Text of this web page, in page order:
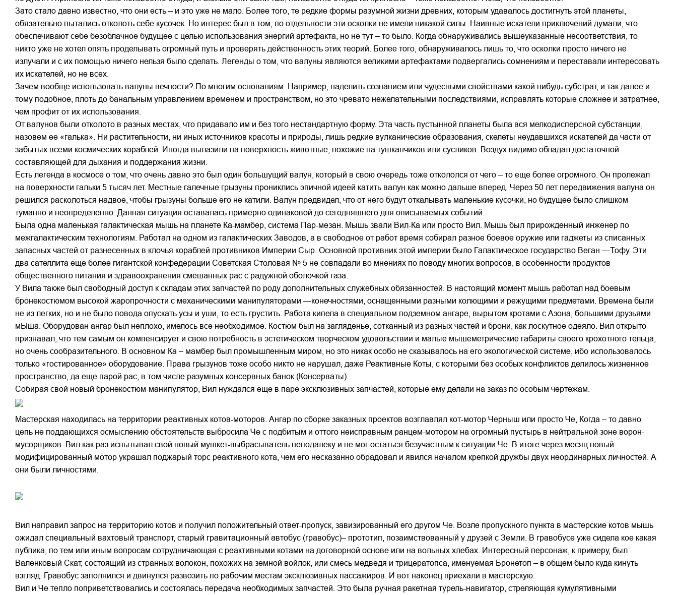
Зато стало давно известно, что они есть – и это уже не мало. Более того, те редкие формы разумной жизни древних, которым удавалось достигнуть этой планеты,
обязательно пытались отколоть себе кусочек. Но интерес был в том, по отдельности эти осколки не имели никакой силы. Наивные искатели приключений думали, что
обеспечивают себе безоблачное будущее с целью использования энергий артефакта, но не тут – то было. Когда обнаруживались вышеуказанные несоответствия, то
никто уже не хотел опять проделывать огромный путь и проверять действенность этих теорий. Более того, обнаруживалось лишь то, что осколки просто ничего не
излучали и с их помощью ничего нельзя было сделать. Легенды о том, что валуны являются великими артефактами подвергались сомнениям и переставали интересовать
их искателей, но не всех.
Зачем вообще использовать валуны вечности? По многим основаниям. Например, наделить сознанием или чудесными свойствами какой нибудь субстрат, и так далее и
тому подобное, плоть до банальным управлением временем и пространством, но это чревато нежелательными последствиями, исправлять которые сложнее и затратнее,
чем профит от их использования.
От валунов были отколото в разных местах, что придавало им и без того нестандартную форму. Эта часть пустынной планеты была вся мелкодисперсной субстанции,
назовем ее «галька». Ни растительности, ни иных источников красоты и природы, лишь редкие вулканические образования, скелеты неудавшихся искателей да части от
забытых всеми космических кораблей. Иногда вылазили на поверхность животные, похожие на тушканчиков или сусликов. Воздух видимо обладал достаточной
составляющей для дыхания и поддержания жизни.
Есть легенда в космосе о том, что очень давно это был один большущий валун, который в свою очередь тоже откололся от чего – то еще более огромного. Он пролежал
на поверхности гальки 5 тысяч лет. Местные галечные грызуны прониклись эпичной идеей катить валун как можно дальше вперед. Через 50 лет передвижения валуна он
решился расколоться надвое, чтобы грызуны больше его не катили. Валун предвидел, что от него будут откалывать маленькие кусочки, но будущее было слишком
туманно и неопределенно. Данная ситуация оставалась примерно одинаковой до сегодняшнего дня описываемых событий.
Была одна маленькая галактическая мышь на планете Ка-мамбер, система Пар-мезан. Мышь звали Вил-Ка или просто Вил. Мышь был прирожденный инженер по
межгалактическим технологиям. Работал на одном из галактических Заводов, а в свободное от работ время собирал разное боевое оружие или гаджеты из списанных
запасных частей от разнесенных в клочья кораблей противников Империи Сыр. Основной противник этой империи было Галактическое государство Веган —Тофу. Эти
два сателлита еще более гигантской конфедерации Советская Столовая № 5 не совпадали во мнениях по поводу многих вопросов, в особенности продуктов
общественного питания и здравоохранения смешанных рас с радужной оболочкой газа.
У Вила также был свободный доступ к складам этих запчастей по роду дополнительных служебных обязанностей. В настоящий момент мышь работал над боевым
бронекостюмом высокой жаропрочности с механическими манипуляторами —конечностями, оснащенными разными колющими и режущими предметами. Времена были
не из легких, но и не было повода опускать усы и уши, то есть грустить. Работа кипела в специальном подземном ангаре, вырытом кротами с Азона, большими друзьями
мЫша. Оборудован ангар был неплохо, имелось все необходимое. Костюм был на загляденье, сотканный из разных частей и брони, как лоскутное одеяло. Вил открыто
признавал, что тем самым он компенсирует и свою потребность в эстетическом творческом удовольствии и малые мышеметрические габариты своего крохотного тельца,
но очень сообразительного. В основном Ка – мамбер был промышленным миром, но это никак особо не сказывалось на его экологической системе, ибо использовалось
только «гостированное» оборудование. Права грызунов тоже особо никто не нарушал, даже Реактивные Коты, с которыми без особых конфликтов делилось жизненное
пространство, да еще парой рас, в том числе разумных консервных банок (Консерваты).
Собирая свой новый бронекостюм-манипулятор, Вил нуждался еще в паре эксклюзивных запчастей, которые ему делали на заказ по особым чертежам.
Мастерская находилась на территории реактивных котов-моторов. Ангар по сборке заказных проектов возглавлял кот-мотор Черныш или просто Че, Когда – то давно
цепь не поддающихся осмыслению обстоятельств выбросила Че с подбитым и оттого неисправным ранцем-мотором на огромный пустырь в нейтральной зоне ворон-
мусорщиков. Вил как раз испытывал свой новый мушкет-выбрасыватель неподалеку и не мог остаться безучастным к ситуации Че. В итоге через месяц новый
модифицированный мотор украшал поджарый торс реактивного кота, чем его несказанно обрадовал и явился началом крепкой дружбы двух неординарных личностей. А
они были личностями.
Вил направил запрос на территорию котов и получил положительный ответ-пропуск, завизированный его другом Че. Возле пропускного пункта в мастерские котов мышь
ожидал специальный вахтовый транспорт, старый гравитационный автобус (гравобус)– прототип, позаимствованный у друзей с Земли. В гравобусе уже сидела кое какая
публика, по тем или иным вопросам сотрудничающая с реактивными котами на договорной основе или на вольных хлебах. Интересный персонаж, к примеру, был
Валенковый Скат, состоящий из странных волокон, похожих на земной войлок, или смесь медведя и трицератопса, именуемая Бронетоп – в общем было куда кинуть
взгляд. Гравобус заполнился и двинулся развозить по рабочим местам эксклюзивных пассажиров. И вот наконец приехали в мастерскую.
Вил и Че тепло поприветствовались и состоялась передача необходимых запчастей. Это была ручная ракетная турель-навигатор, стреляющая кумулятивными